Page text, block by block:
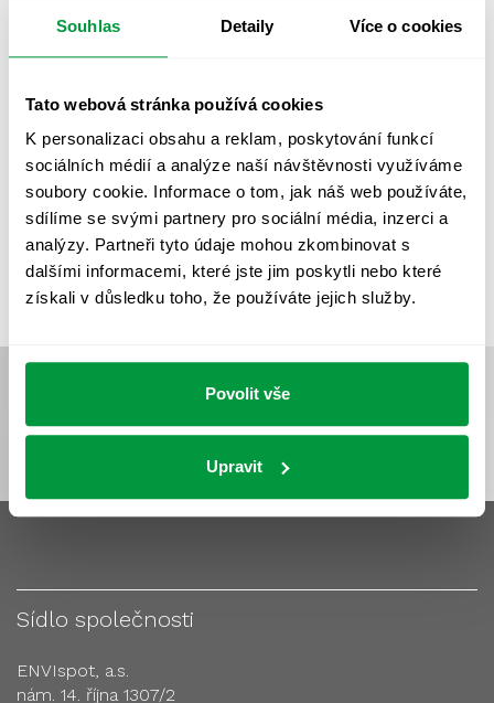
Souhlas Detaily Více o cookies
Tato webová stránka používá cookies
K personalizaci obsahu a reklam, poskytování funkcí
sociálních médií a analýze naší návštěvnosti využíváme
soubory cookie. Informace o tom, jak náš web používáte,
sdílíme se svými partnery pro sociální média, inzerci a
analýzy. Partneři tyto údaje mohou zkombinovat s
dalšími informacemi, které jste jim poskytli nebo které
získali v důsledku toho, že používáte jejich služby.
Povolit vše
Upravit
VÝPOČET OSVĚTLENÍ VÝPOČET ZASTÍNĚNÍ
VÝPOČTY A NÁVRHY
ZKOUŠKY NOUZOVÉHO OSVĚTLENÍ
Sídlo společnosti
ENVIspot, a.s.
nám. 14. října 1307/2